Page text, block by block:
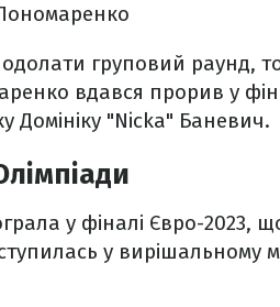
груповий раунд,
вдався прорив у
Домініку "Nicka" Баневич.
у фіналі Євро-2023,
у вирішальному